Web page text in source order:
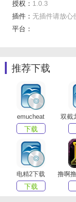
1.改进丰富的模拟
3、各种娱乐设施可
4、简洁的矢量风
5.你可以随时随地
瞰小镇的每一个细节
小编评估
1.游戏的画面很卡
是感受不到的。非
的操作就可以轻松
2.为你设置了不同
授权： 1.0.3
插件： 无插件请放心
平台：
推荐下载
emucheat
下载
双截
电精2下载
下载